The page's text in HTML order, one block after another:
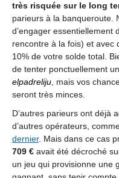
très risquée sur le long
parieurs à la banqueroute.
d’engager essentiellement
rencontre à la fois) et avec
10% de votre solde total.
de tenter ponctuellement
elpadreliju, mais vos
seront très minces.
D’autres parieurs ont déjà
d’autres opérateurs,
dernier. Mais dans ce cas
709 € avait été décroché
un jeu qui provisionne une